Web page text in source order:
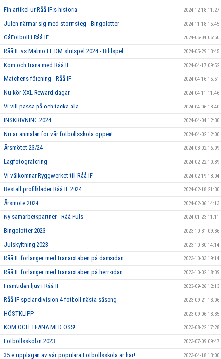
Fin artikel ur Råå IF:s historia 2024-12-18 11:27
Julen närmar sig med stormsteg - Bingolotter 2024-11-18 15:45
GåFotboll i Råå IF 2024-06-04 06:50
Råå IF vs Malmö FF DM slutspel 2024 - Bildspel 2024-05-29 13:45
Kom och träna med Råå IF 2024-04-17 09:52
Matchens förening - Råå IF 2024-04-16 15:51
Nu kör XXL Reward dagar 2024-04-11 11:46
Vi vill passa på och tacka alla 2024-04-06 13:40
INSKRIVNING 2024 2024-04-04 12:30
Nu är anmälan för vår fotbollsskola öppen! 2024-04-02 12:00
Årsmötet 23/24 2024-03-02 16:09
Lagfotografering 2024-02-22 10:39
Vi välkomnar Ryggwerket till Råå IF 2024-02-19 18:04
Beställ profilkläder Råå IF 2024 2024-02-18 21:30
Årsmöte 2024 2024-02-06 14:13
Ny samarbetspartner - Råå Puls 2024-01-23 11:11
Bingolotter 2023 2023-10-31 09:36
Julskyltning 2023 2023-10-30 14:14
Råå IF förlänger med tränarstaben på damsidan 2023-10-03 19:14
Råå IF förlänger med tränarstaben på herrsidan 2023-10-02 18:39
Framtiden ljus i Råå IF 2023-09-26 12:13
Råå IF spelar division 4 fotboll nästa säsong 2023-09-21 13:06
HÖSTKLIPP 2023-09-06 13:35
KOM OCH TRÄNA MED OSS! 2023-08-22 17:28
Fotbollsskolan 2023 2023-07-09 09:47
35:e upplagan av vår populära Fotbollsskola är här! 2023-04-18 13:00